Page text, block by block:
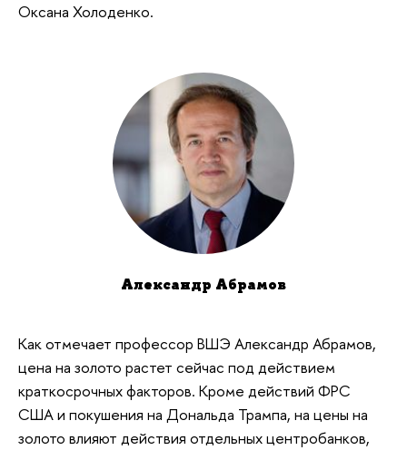
Оксана Холоденко.
Александр Абрамов
Как отмечает профессор ВШЭ Александр Абрамов,
цена на золото растет сейчас под действием
краткосрочных факторов. Кроме действий ФРС
США и покушения на Дональда Трампа, на цены на
золото влияют действия отдельных центробанков,